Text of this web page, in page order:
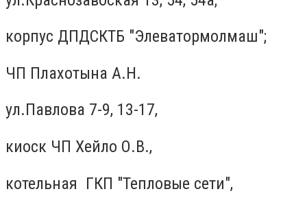
корпус ДПДСКТБ "Элеватормолмаш";
ЧП Плахотына А.Н.
ул.Павлова 7-9, 13-17,
киоск ЧП Хейло О.В.,
котельная ГКП "Тепловые сети",